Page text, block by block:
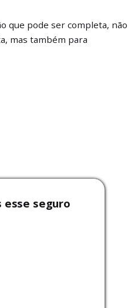
que pode ser completa, não
mas também para
esse seguro